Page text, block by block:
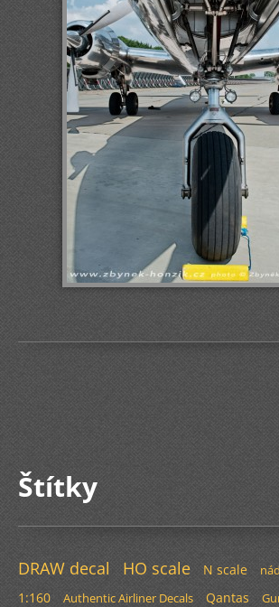
Štítky
DRAW decal HO scale N scale
1:160 Authentic Airliner Decals Qantas